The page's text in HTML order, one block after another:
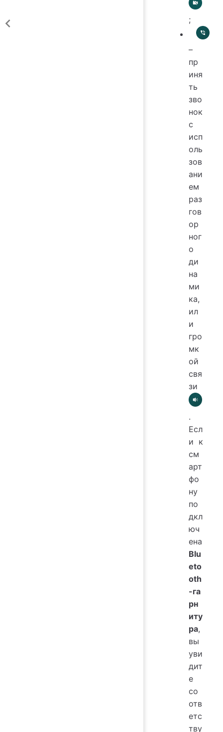
;
–
пр
иня
ть
зво
нок
с
исп
оль
зов
ани
ем
раз
гов
ор
ног
о
ди
на
ми
ка,
ил
и
гро
мк
ой
свя
зи
.
Есл
и к
см
арт
фо
ну
по
дкл
юч
ена
Blu
eto
oth
-га
рн
иту
ра,
вы
уви
дит
е
со
отв
етс
тву